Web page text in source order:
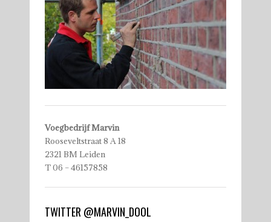
Voegbedrijf Marvin
Rooseveltstraat 8 A 18
2321 BM Leiden
T 06 – 46157858
TWITTER @MARVIN_DOOL